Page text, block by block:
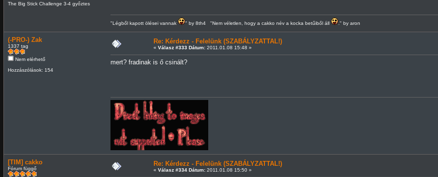
The Big Stick Challenge 3-4 győztes
"Légből kapott ölései vannak " by 8th4 "Nem véletlen, hogy a cakko név a kocka betűiből áll ." by aron
(-PRO-) Zak
1337 tag
Nem elérhető
Hozzászólások: 154
Re: Kérdezz - Felelünk (SZABÁLYZATTAL!)
« Válasz #333 Dátum:2011.01.08 15:48 »
mert? fradinak is ő csinált?
[TIM] cakko
Fórum függő
Re: Kérdezz - Felelünk (SZABÁLYZATTAL!)
« Válasz #334 Dátum:2011.01.08 15:50 »